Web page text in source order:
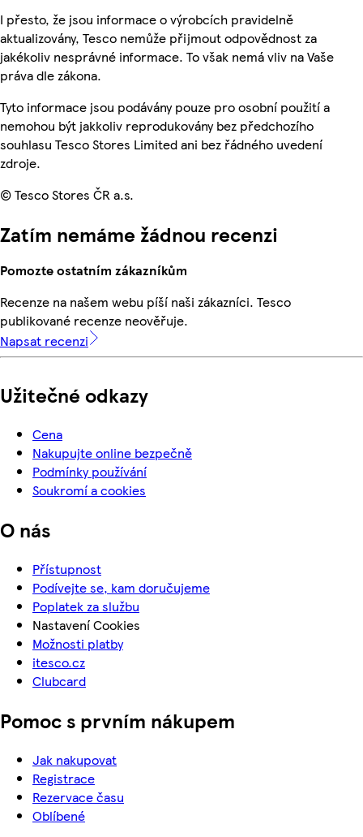
I přesto, že jsou informace o výrobcích pravidelně
aktualizovány, Tesco nemůže přijmout odpovědnost za
jakékoliv nesprávné informace. To však nemá vliv na Vaše
práva dle zákona.
Tyto informace jsou podávány pouze pro osobní použití a
nemohou být jakkoliv reprodukovány bez předchozího
souhlasu Tesco Stores Limited ani bez řádného uvedení
zdroje.
© Tesco Stores ČR a.s.
Zatím nemáme žádnou recenzi
Pomozte ostatním zákazníkům
Recenze na našem webu píší naši zákazníci. Tesco
publikované recenze neověřuje.
Napsat recenzi
Užitečné odkazy
Cena
Nakupujte online bezpečně
Podmínky používání
Soukromí a cookies
O nás
Přístupnost
Podívejte se, kam doručujeme
Poplatek za službu
Nastavení Cookies
Možnosti platby
itesco.cz
Clubcard
Pomoc s prvním nákupem
Jak nakupovat
Registrace
Rezervace času
Oblíbené